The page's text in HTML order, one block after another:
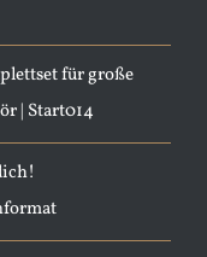
für große
| Start014